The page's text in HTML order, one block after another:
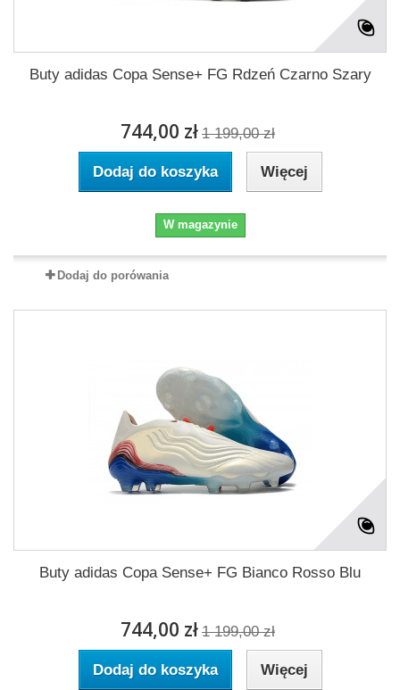
Buty adidas Copa Sense+ FG Rdzeń Czarno Szary
744,00 zł 1 199,00 zł
Dodaj do koszyka Więcej
W magazynie
Dodaj do porówania
Buty adidas Copa Sense+ FG Bianco Rosso Blu
744,00 zł 1 199,00 zł
Dodaj do koszyka Więcej